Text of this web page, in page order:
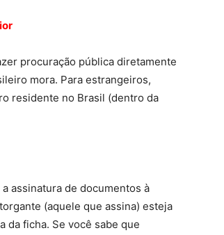
procuração pública diretamente
mora. Para estrangeiros,
residente no Brasil (dentro da
assinatura de documentos à
(aquele que assina) esteja
da ficha. Se você sabe que